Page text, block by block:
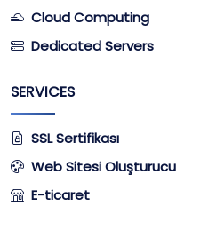
Cloud Computing
Dedicated Servers
SERVICES
SSL Sertifikası
Web Sitesi Oluşturucu
E-ticaret